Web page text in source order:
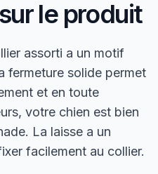
le produit
assorti a un motif
fermeture solide permet
et en toute
votre chien est bien
La laisse a un
facilement au collier.